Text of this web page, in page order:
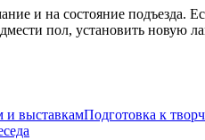
и на состояние подъезда.
пол, установить новую
Подготовка к